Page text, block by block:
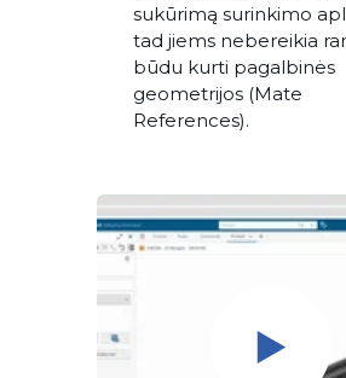
sukūrimą surinkimo
tad jiems nebereikia
būdu kurti pagalbinės
geometrijos (Mate
References).